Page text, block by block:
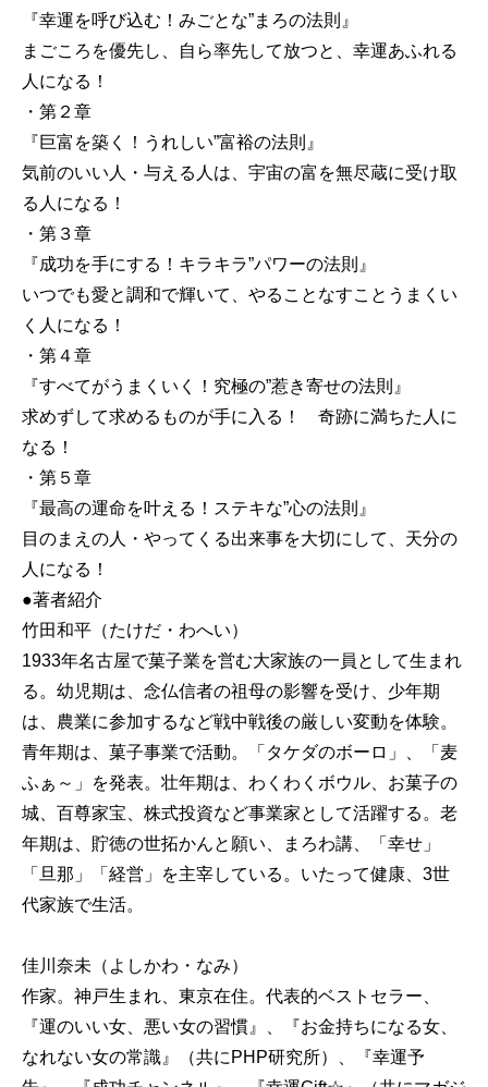
『幸運を呼び込む！みごとな”まろの法則』
まごころを優先し、自ら率先して放つと、幸運あふれる
人になる！
・第２章
『巨富を築く！うれしい”富裕の法則』
気前のいい人・与える人は、宇宙の富を無尽蔵に受け取
る人になる！
・第３章
『成功を手にする！キラキラ”パワーの法則』
いつでも愛と調和で輝いて、やることなすことうまくい
く人になる！
・第４章
『すべてがうまくいく！究極の”惹き寄せの法則』
求めずして求めるものが手に入る！ 奇跡に満ちた人に
なる！
・第５章
『最高の運命を叶える！ステキな”心の法則』
目のまえの人・やってくる出来事を大切にして、天分の
人になる！
●著者紹介
竹田和平（たけだ・わへい）
1933年名古屋で菓子業を営む大家族の一員として生まれ
る。幼児期は、念仏信者の祖母の影響を受け、少年期
は、農業に参加するなど戦中戦後の厳しい変動を体験。
青年期は、菓子事業で活動。「タケダのボーロ」、「麦
ふぁ～」を発表。壮年期は、わくわくボウル、お菓子の
城、百尊家宝、株式投資など事業家として活躍する。老
年期は、貯徳の世拓かんと願い、まろわ講、「幸せ」
「旦那」「経営」を主宰している。いたって健康、3世
代家族で生活。
佳川奈未（よしかわ・なみ）
作家。神戸生まれ、東京在住。代表的ベストセラー、
『運のいい女、悪い女の習慣』、『お金持ちになる女、
なれない女の常識』（共にPHP研究所）、『幸運予